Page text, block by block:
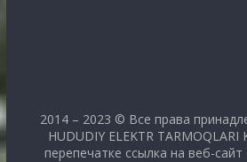
2014 – 2023 © Все права
HUDUDIY ELEKTR TARMOQLARI
перепечатке ссылка на веб-